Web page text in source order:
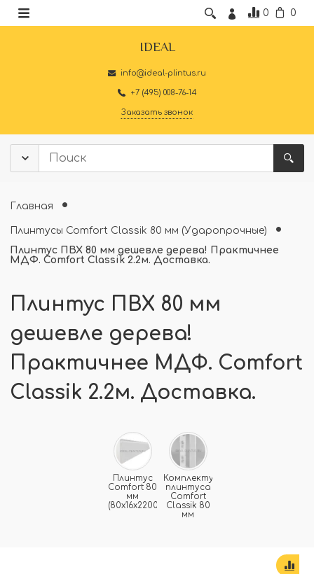
0 0
IDEAL
info@ideal-plintus.ru
+7 (495) 008-76-14
Заказать звонок
Главная
Плинтусы Comfort Classik 80 мм (Ударопрочные)
Плинтус ПВХ 80 мм дешевле дерева! Практичнее
МДФ. Comfort Classik 2.2м. Доставка.
Плинтус ПВХ 80 мм
дешевле дерева!
Практичнее МДФ. Comfort
Classik 2.2м. Доставка.
Плинтус
Comfort 80
мм
(80x16x2200мм)
Комплектующие
плинтуса
Comfort
Classik 80
мм